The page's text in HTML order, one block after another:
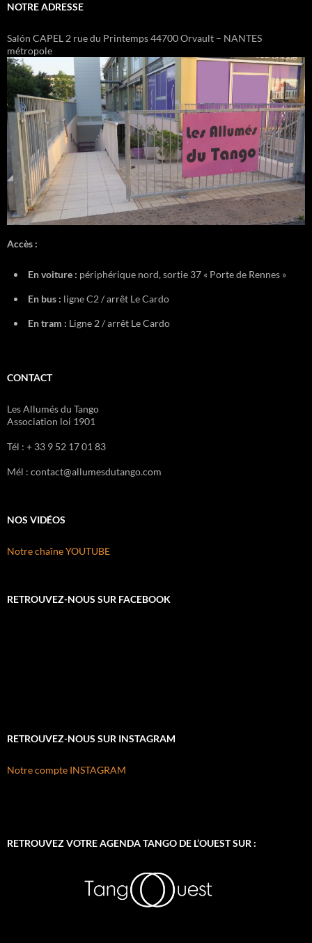
NOTRE ADRESSE
Salón CAPEL 2 rue du Printemps 44700 Orvault – NANTES
métropole
Accès :
En voiture : périphérique nord, sortie 37 « Porte de Rennes »
En bus : ligne C2 / arrêt Le Cardo
En tram : Ligne 2 / arrêt Le Cardo
CONTACT
Les Allumés du Tango
Association loi 1901
Tél : + 33 9 52 17 01 83
Mél : contact@allumesdutango.com
NOS VIDÉOS
Notre chaîne YOUTUBE
RETROUVEZ-NOUS SUR FACEBOOK
RETROUVEZ-NOUS SUR INSTAGRAM
Notre compte INSTAGRAM
RETROUVEZ VOTRE AGENDA TANGO DE L’OUEST SUR :